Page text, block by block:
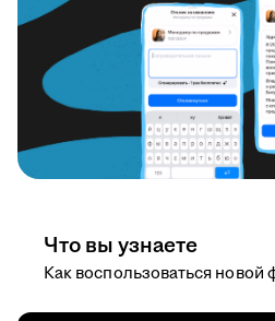
Что вы узнаете
Как воспользоваться новой